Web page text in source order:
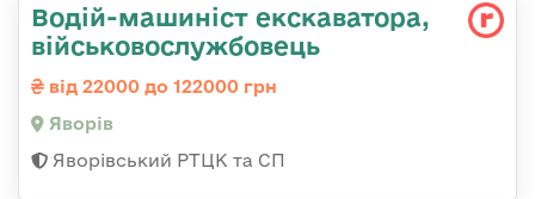
Водій-машиніст екскаватора,
військовослужбовець
від 22000 до 122000 грн
Яворів
Яворівський РТЦК та СП